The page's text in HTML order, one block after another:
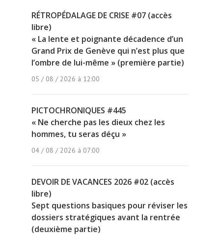
RÉTROPÉDALAGE DE CRISE #07 (accès
libre)
« La lente et poignante décadence d’un
Grand Prix de Genève qui n’est plus que
l’ombre de lui-même » (première partie)
05 / 08 / 2026 à 12:00
PICTOCHRONIQUES #445
« Ne cherche pas les dieux chez les
hommes, tu seras déçu »
04 / 08 / 2026 à 07:00
DEVOIR DE VACANCES 2026 #02 (accès
libre)
Sept questions basiques pour réviser les
dossiers stratégiques avant la rentrée
(deuxième partie)